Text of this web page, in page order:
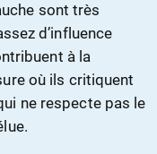
sont très
d’influence
à la
où ils critiquent
ne respecte pas le